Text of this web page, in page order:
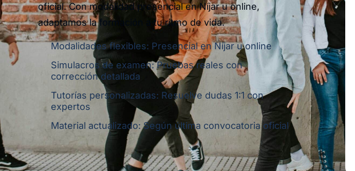
oficial. Con modalidad presencial en Níjar u online,
adaptamos la formación a tu ritmo de vida.
Modalidades flexibles: Presencial en Níjar u online
Simulacros de examen: Pruebas reales con
corrección detallada
Tutorías personalizadas: Resuelve dudas 1:1 con
expertos
Material actualizado: Según última convocatoria oficial